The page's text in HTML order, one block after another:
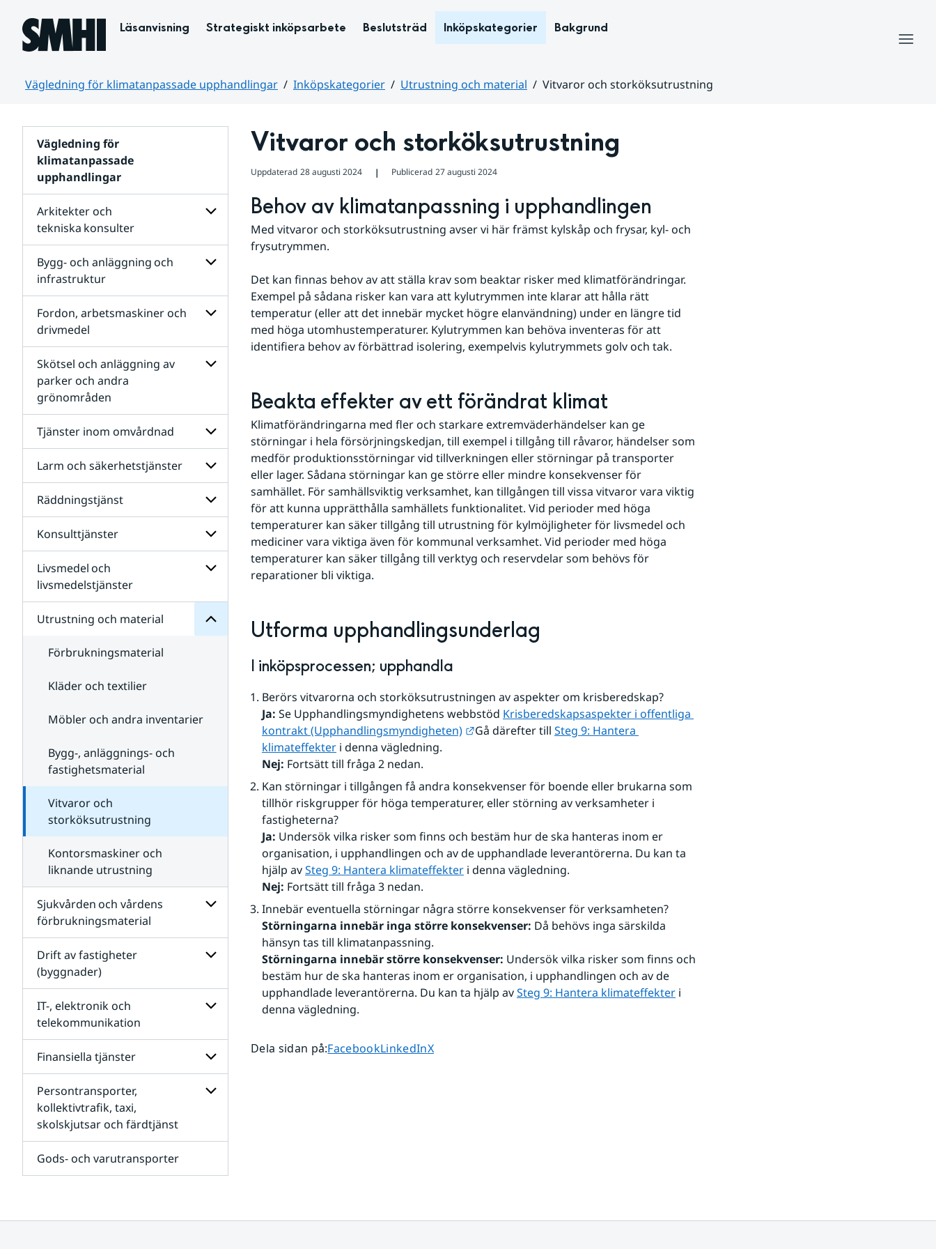
Hoppa till sidans innehåll
Läsanvisning Strategiskt inköpsarbete Beslutsträd Inköpskategorier Bakgrund
Vägledning för klimatanpassade upphandlingar Inköpskategorier Utrustning och material
Vitvaror och storköksutrustning
Vägledning för
klimatanpassade
upphandlingar
Arkitekter och
tekniska konsulter
Undersidor
för
Arkitekter
tekniska konsulter
Bygg- och anläggning och
infrastruktur
Undersidor
för
anläggning och
infrastruktur
Fordon, arbetsmaskiner och
drivmedel
Undersidor
för
drivmedel
Skötsel och anläggning av
parker och andra
grönområden
Undersidor
för
Skötsel
och
anläggning
av
och
andra
grönområden
Tjänster inom omvårdnad
Undersidor
för
Tjänster
inom
omvårdnad
Larm och säkerhetstjänster
Undersidor
för
Larm
och
säkerhetstjänster
Räddningstjänst
Undersidor
för
Räddningstjänst
Konsulttjänster
Undersidor
Livsmedel och
livsmedelstjänster
Undersidor
för
Livsmedel och
livsmedelstjänster
Utrustning och material
för
Utrustning
material
Förbrukningsmaterial
Kläder och textilier
Möbler och andra inventarier
Bygg-, anläggnings- och
fastighetsmaterial
Vitvaror och
storköksutrustning
Kontorsmaskiner och
liknande utrustning
Sjukvården och vårdens
förbrukningsmaterial
Undersidor
för
Sjukvården och
förbrukningsmaterial
Drift av fastigheter
(byggnader)
Undersidor
för
fastigheter
(byggnader)
IT-, elektronik och
telekommunikation
Undersidor
för
och
Finansiella tjänster
Undersidor
Persontransporter,
kollektivtrafik, taxi,
skolskjutsar och färdtjänst
för
taxi,
Gods- och varutransporter
Vitvaror och storköksutrustning
Uppdaterad 28 augusti 2024 ❘ Publicerad 27 augusti 2024
Behov av klimatanpassning i upphandlingen
Med vitvaror och storköksutrustning avser vi här främst kylskåp och frysar, kyl- och
frysutrymmen.
Det kan finnas behov av att ställa krav som beaktar risker med klimatförändringar.
Exempel på sådana risker kan vara att kylutrymmen inte klarar att hålla rätt
temperatur (eller att det innebär mycket högre elanvändning) under en längre tid
med höga utomhustemperaturer. Kylutrymmen kan behöva inventeras för att
identifiera behov av förbättrad isolering, exempelvis kylutrymmets golv och tak.
Beakta effekter av ett förändrat klimat
Klimatförändringarna med fler och starkare extremväderhändelser kan ge
störningar i hela försörjningskedjan, till exempel i tillgång till råvaror, händelser som
medför produktionsstörningar vid tillverkningen eller störningar på transporter
eller lager. Sådana störningar kan ge större eller mindre konsekvenser för
samhället. För samhällsviktig verksamhet, kan tillgången till vissa vitvaror vara viktig
för att kunna upprätthålla samhällets funktionalitet. Vid perioder med höga
temperaturer kan säker tillgång till utrustning för kylmöjligheter för livsmedel och
mediciner vara viktiga även för kommunal verksamhet. Vid perioder med höga
temperaturer kan säker tillgång till verktyg och reservdelar som behövs för
reparationer bli viktiga.
Utforma upphandlingsunderlag
I inköpsprocessen; upphandla
Berörs vitvarorna och storköksutrustningen av aspekter om krisberedskap?
Ja: Se Upphandlingsmyndighetens webbstöd Krisberedskapsaspekter i offentliga
kontrakt (Upphandlingsmyndigheten)
Länk till annan webbplats.
Gå därefter till Steg 9: Hantera
klimateffekter i denna vägledning.
Nej: Fortsätt till fråga 2 nedan.
Kan störningar i tillgången få andra konsekvenser för boende eller brukarna som
tillhör riskgrupper för höga temperaturer, eller störning av verksamheter i
fastigheterna?
Ja: Undersök vilka risker som finns och bestäm hur de ska hanteras inom er
organisation, i upphandlingen och av de upphandlade leverantörerna. Du kan ta
hjälp av Steg 9: Hantera klimateffekter i denna vägledning.
Nej: Fortsätt till fråga 3 nedan.
Innebär eventuella störningar några större konsekvenser för verksamheten?
Störningarna innebär inga större konsekvenser: Då behövs inga särskilda
hänsyn tas till klimatanpassning.
Störningarna innebär större konsekvenser: Undersök vilka risker som finns och
bestäm hur de ska hanteras inom er organisation, i upphandlingen och av de
upphandlade leverantörerna. Du kan ta hjälp av Steg 9: Hantera klimateffekter i
denna vägledning.
Dela sidan på:Dela sidan på
FacebookDela sidan på
LinkedInDela sidan på
X